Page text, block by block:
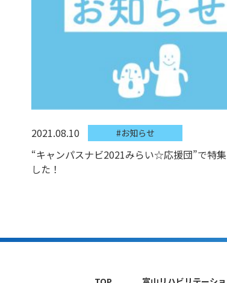
2021.08.10 #お知らせ
“キャンパスナビ2021みらい☆応援団”で特
した！